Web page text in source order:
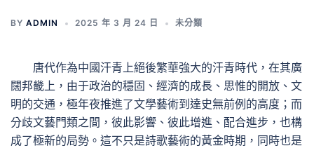
BY ADMIN 2025 年 3 月 24 日 未分類
唐代作為中國汗青上絕後繁華強大的汗青時代，在其廣
闊邦畿上，由于政治的穩固、經濟的成長、思惟的開放、文
明的交通，極年夜推進了文學藝術到達史無前例的高度；而
分歧文藝門類之間，彼此影響、彼此增進、配合進步，也構
成了極新的局勢。這不只是詩歌藝術的黃金時期，同時也是